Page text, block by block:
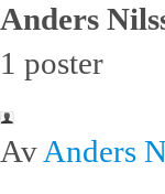
Anders
1 poster
Av Anders